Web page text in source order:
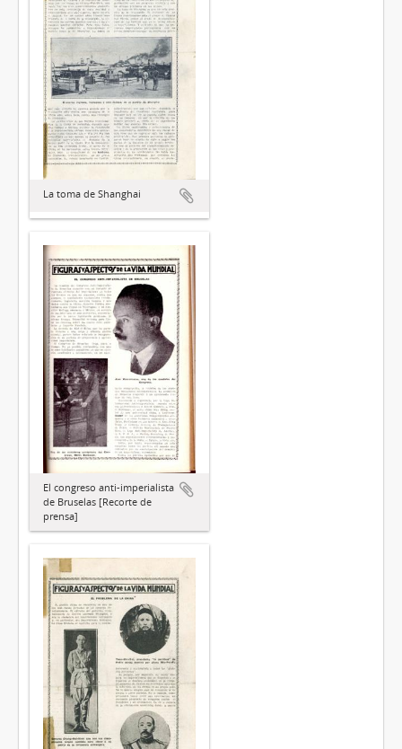
La toma de Shanghai
El congreso anti-imperialista
de Bruselas [Recorte de
prensa]